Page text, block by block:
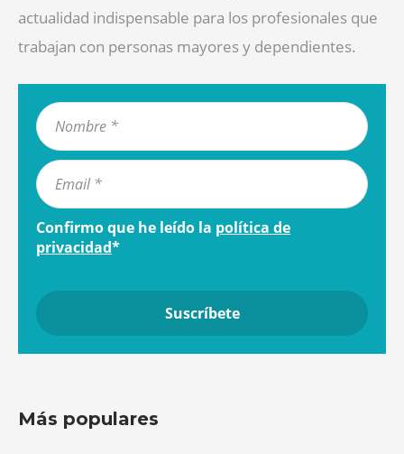
actualidad indispensable para los profesionales que
trabajan con personas mayores y dependientes.
Confirmo que he leído la política de
privacidad*
Más populares